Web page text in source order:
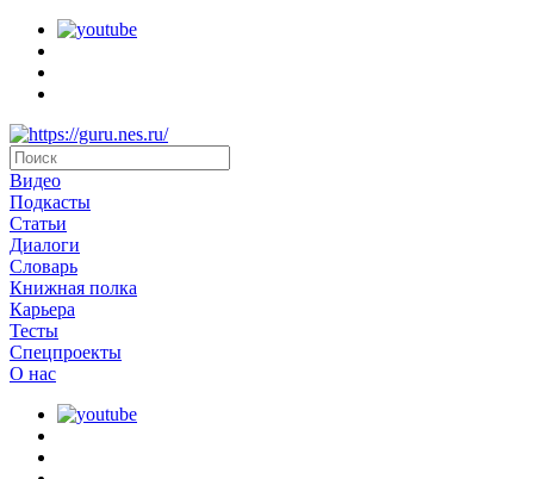
Видео
Подкасты
Статьи
Диалоги
Словарь
Книжная полка
Карьера
Тесты
Спецпроекты
О наc